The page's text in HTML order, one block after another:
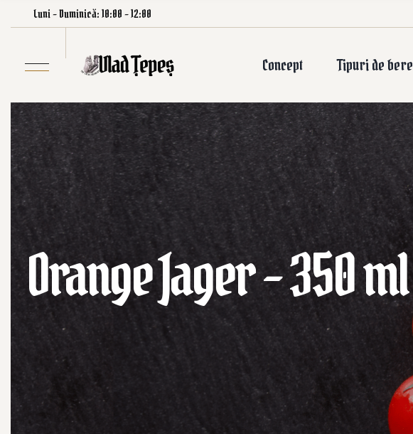
Luni – Duminică: 10:00 – 12:00
Concept Tipuri de bere
Orange Jager – 350 ml